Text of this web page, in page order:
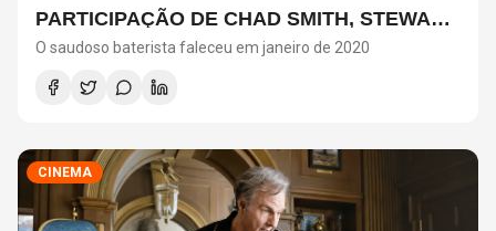
PARTICIPAÇÃO DE CHAD SMITH, STEWART
COPELAND E DANNY CAREY
O saudoso baterista faleceu em janeiro de 2020
CINEMA